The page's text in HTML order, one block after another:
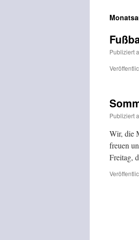
springen
Publiziert
Publiziert
Wir, die
freuen
Freitag,